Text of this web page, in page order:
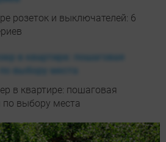
розеток и выключателей: 6
в квартире: пошаговая
по выбору места